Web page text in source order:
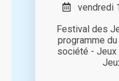
vendredi
Festival des
programme
société -